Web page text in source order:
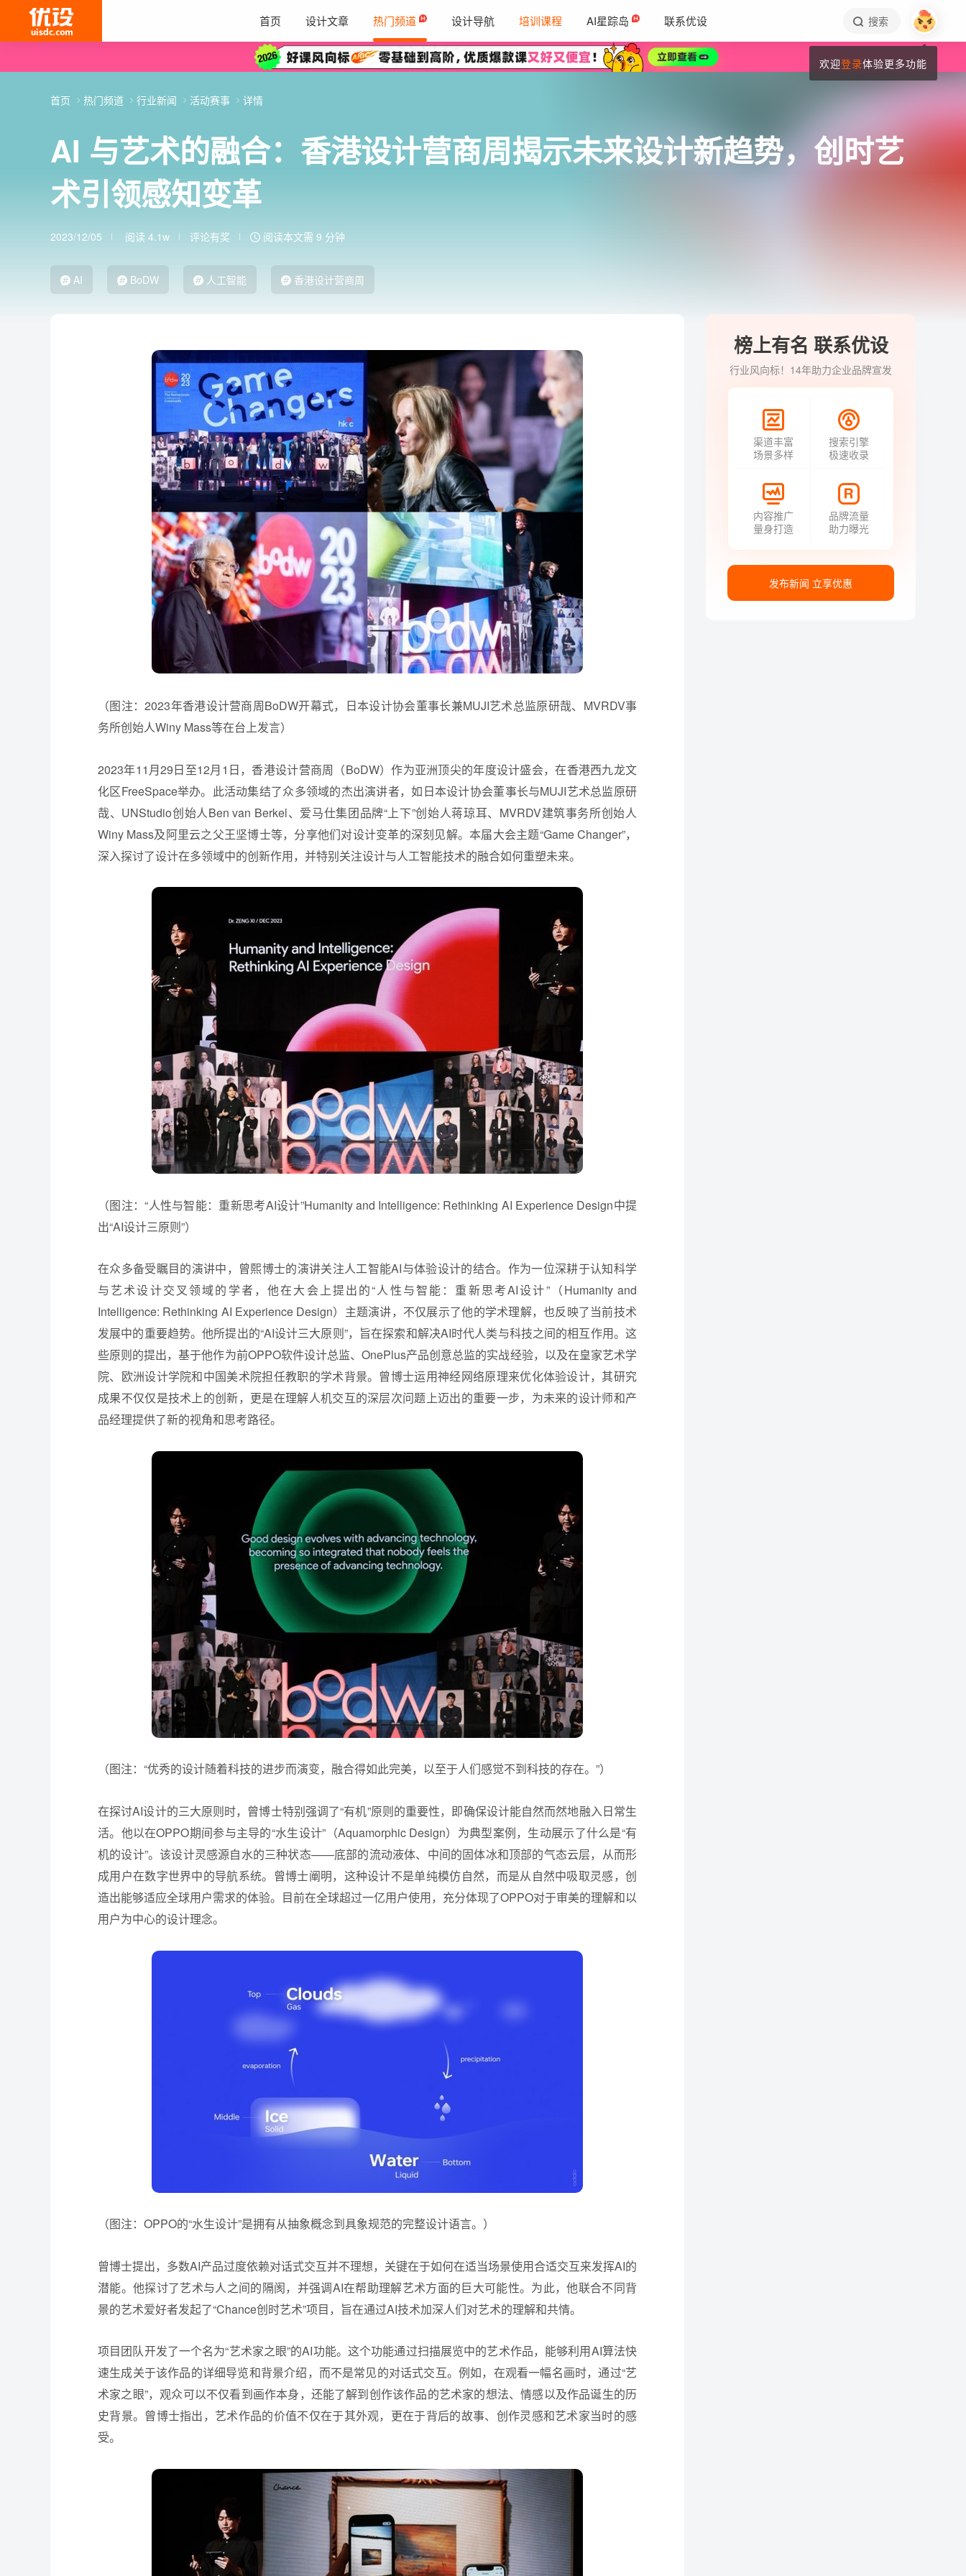
首页 设计文章 热门频道 设计导航 培训课程 AI星踪岛 联系优设 搜索
首页 热门频道 行业新闻 活动赛事 详情
AI 与艺术的融合：香港设计营商周揭示未来设计新趋势，创时艺
术引领感知变革
2023/12/05 阅读 4.1w 评论有奖 阅读本文需 9 分钟
AI BoDW 人工智能 香港设计营商周
（图注：2023年香港设计营商周BoDW开幕式，日本设计协会董事长兼MUJI艺术总监原研哉、MVRDV事
务所创始人Winy Mass等在台上发言）
2023年11月29日至12月1日，香港设计营商周（BoDW）作为亚洲顶尖的年度设计盛会，在香港西九龙文
化区FreeSpace举办。此活动集结了众多领域的杰出演讲者，如日本设计协会董事长与MUJI艺术总监原研
哉、UNStudio创始人Ben van Berkel、爱马仕集团品牌“上下”创始人蒋琼耳、MVRDV建筑事务所创始人
Winy Mass及阿里云之父王坚博士等，分享他们对设计变革的深刻见解。本届大会主题“Game Changer”，
深入探讨了设计在多领域中的创新作用，并特别关注设计与人工智能技术的融合如何重塑未来。
（图注：“人性与智能：重新思考AI设计”Humanity and Intelligence: Rethinking AI Experience Design中提
出“AI设计三原则”）
在众多备受瞩目的演讲中，曾熙博士的演讲关注人工智能AI与体验设计的结合。作为一位深耕于认知科学
与艺术设计交叉领域的学者，他在大会上提出的“人性与智能：重新思考AI设计”（Humanity and
Intelligence: Rethinking AI Experience Design）主题演讲，不仅展示了他的学术理解，也反映了当前技术
发展中的重要趋势。他所提出的“AI设计三大原则”，旨在探索和解决AI时代人类与科技之间的相互作用。这
些原则的提出，基于他作为前OPPO软件设计总监、OnePlus产品创意总监的实战经验，以及在皇家艺术学
院、欧洲设计学院和中国美术院担任教职的学术背景。曾博士运用神经网络原理来优化体验设计，其研究
成果不仅仅是技术上的创新，更是在理解人机交互的深层次问题上迈出的重要一步，为未来的设计师和产
品经理提供了新的视角和思考路径。
（图注：“优秀的设计随着科技的进步而演变，融合得如此完美，以至于人们感觉不到科技的存在。”）
在探讨AI设计的三大原则时，曾博士特别强调了“有机”原则的重要性，即确保设计能自然而然地融入日常生
活。他以在OPPO期间参与主导的“水生设计”（Aquamorphic Design）为典型案例，生动展示了什么是“有
机的设计”。该设计灵感源自水的三种状态——底部的流动液体、中间的固体冰和顶部的气态云层，从而形
成用户在数字世界中的导航系统。曾博士阐明，这种设计不是单纯模仿自然，而是从自然中吸取灵感，创
造出能够适应全球用户需求的体验。目前在全球超过一亿用户使用，充分体现了OPPO对于审美的理解和以
用户为中心的设计理念。
（图注：OPPO的“水生设计”是拥有从抽象概念到具象规范的完整设计语言。）
曾博士提出，多数AI产品过度依赖对话式交互并不理想，关键在于如何在适当场景使用合适交互来发挥AI的
潜能。他探讨了艺术与人之间的隔阂，并强调AI在帮助理解艺术方面的巨大可能性。为此，他联合不同背
景的艺术爱好者发起了“Chance创时艺术”项目，旨在通过AI技术加深人们对艺术的理解和共情。
项目团队开发了一个名为“艺术家之眼”的AI功能。这个功能通过扫描展览中的艺术作品，能够利用AI算法快
速生成关于该作品的详细导览和背景介绍，而不是常见的对话式交互。例如，在观看一幅名画时，通过“艺
术家之眼”，观众可以不仅看到画作本身，还能了解到创作该作品的艺术家的想法、情感以及作品诞生的历
史背景。曾博士指出，艺术作品的价值不仅在于其外观，更在于背后的故事、创作灵感和艺术家当时的感
受。
榜上有名 联系优设
行业风向标！14年助力企业品牌宣发
渠道丰富
场景多样
搜索引擎
极速收录
内容推广
量身打造
品牌流量
助力曝光
发布新闻 立享优惠
欢迎登录体验更多功能